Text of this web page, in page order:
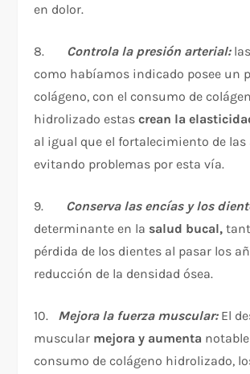
en dolor.
8. Controla la presión arterial:
como habíamos indicado posee un
colágeno, con el consumo de
hidrolizado estascrean la
al igual que el fortalecimiento de
evitando problemas por esta vía.
9. Conserva las encías y los
determinante en la salud bucal,
pérdida de los dientes al pasar los
reducción de la densidad ósea.
10. Mejora la fuerza muscular:El
muscular mejora y aumenta
consumo de colágeno hidrolizado,